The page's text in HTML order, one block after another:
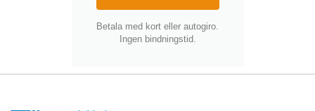
Betala med kort eller autogiro.
Ingen bindningstid.